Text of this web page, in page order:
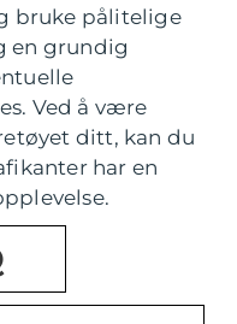
bruke pålitelige
en grundig
Ved å være
ditt, kan du
har en